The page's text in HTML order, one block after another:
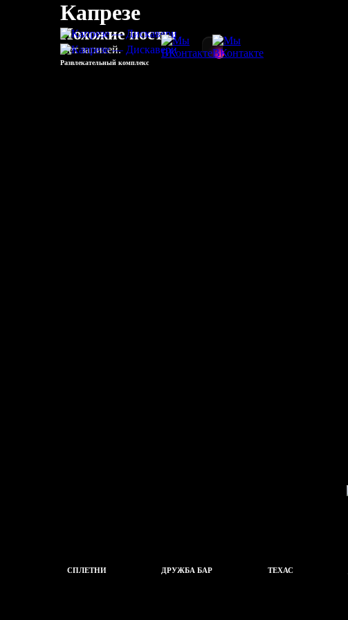
Развлекательный комплекс
Капрезе
Похожие посты
Нет записей.
СПЛЕТНИ ДРУЖБА БАР ТЕХАС